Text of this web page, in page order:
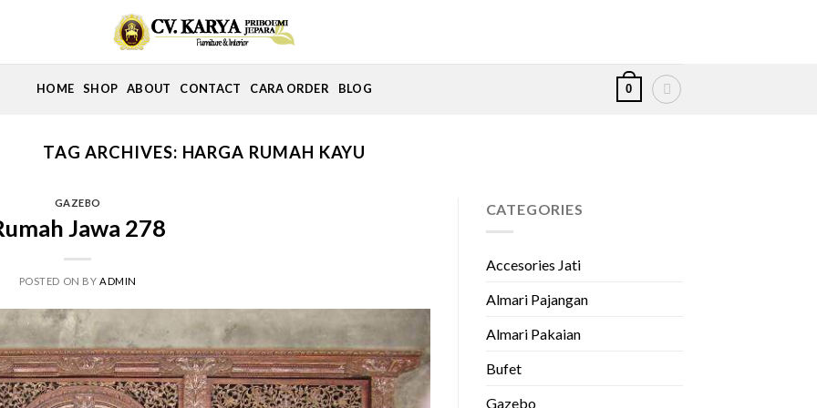
HOME SHOP ABOUT CONTACT CARA ORDER BLOG 0
TAG ARCHIVES: HARGA RUMAH KAYU
GAZEBO
Jawa 278
POSTED ON BY ADMIN
CATEGORIES
Accesories Jati
Almari Pajangan
Almari Pakaian
Bufet
Gazebo